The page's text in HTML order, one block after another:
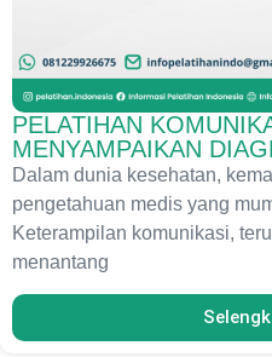
PELATIHAN
MENYAMPAIKAN
Dalam dunia kesehatan,
pengetahuan medis yang
Keterampilan komunikasi,
menantang